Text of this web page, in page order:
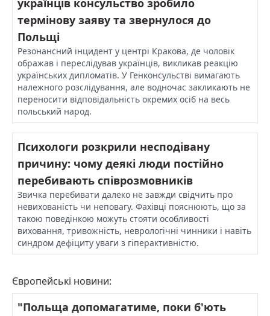
українців консульство зробило
термінову заяву та звернулося до
Польщі
Резонансний інцидент у центрі Кракова, де чоловік
ображав і переслідував українців, викликав реакцію
українських дипломатів. У Генконсульстві вимагають
належного розслідування, але водночас закликають не
переносити відповідальність окремих осіб на весь
польський народ.
Психологи розкрили несподівану
причину: чому деякі люди постійно
перебивають співрозмовників
Звичка перебивати далеко не завжди свідчить про
невихованість чи неповагу. Фахівці пояснюють, що за
такою поведінкою можуть стояти особливості
виховання, тривожність, неврологічні чинники і навіть
синдром дефіциту уваги з гіперактивністю.
Європейські новини:
"Польща допомагатиме, поки б'ють